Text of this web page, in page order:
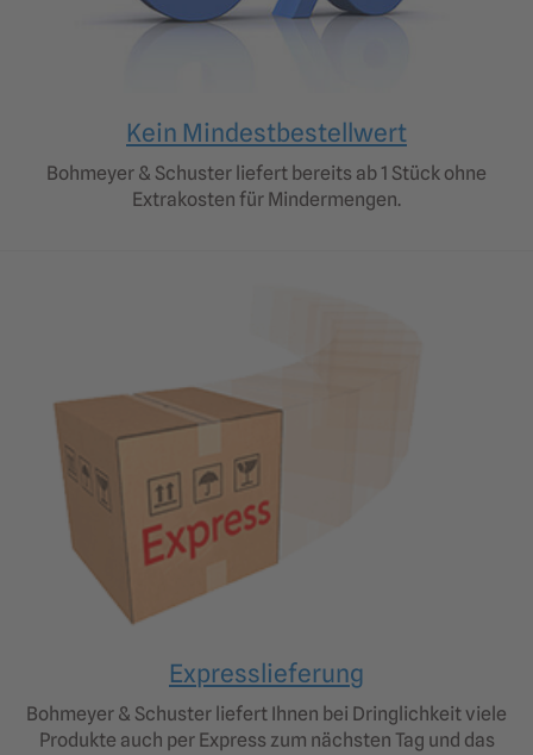
Kein Mindestbestellwert
Bohmeyer & Schuster liefert bereits ab 1 Stück ohne
Extrakosten für Mindermengen.
Expresslieferung
Bohmeyer & Schuster liefert Ihnen bei Dringlichkeit viele
Produkte auch per Express zum nächsten Tag und das